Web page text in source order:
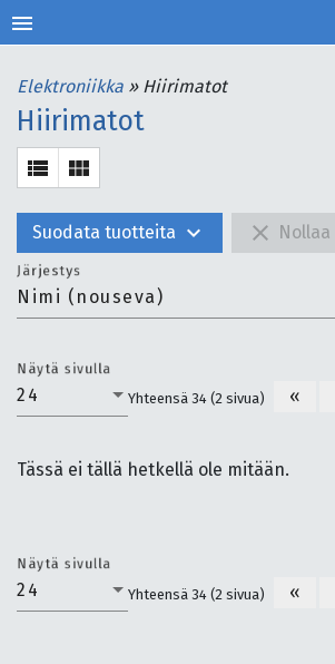
menu
Hiirimatot
view_list view_module
Suodata tuotteita expand_more close Nollaa
Nimi (nouseva)
Järjestys
24
Näytä sivulla
Yhteensä 34 (2 sivua) «
Tässä ei tällä hetkellä ole mitään.
24
Näytä sivulla
Yhteensä 34 (2 sivua) «
Elektroniikka »Hiirimatot